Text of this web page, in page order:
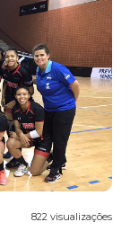
822 visualizações